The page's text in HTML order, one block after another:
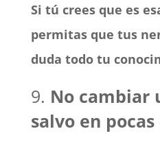
Si tú crees que es
permitas que tus
duda todo tu
9. No cambiar
salvo en